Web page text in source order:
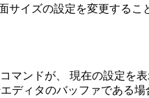
サイズの設定を変更するこ
コマンドが、 現在の設定を
ディタのバッファである場